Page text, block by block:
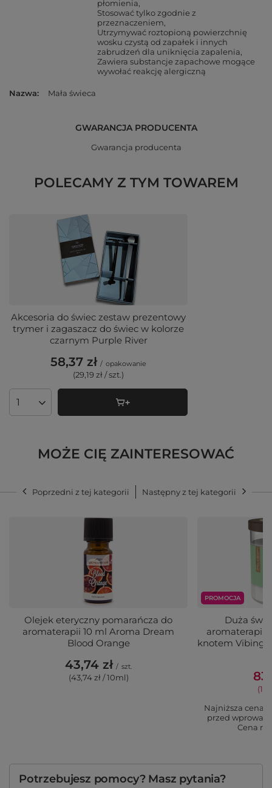
płomienia
Stosować tylko zgodnie z
przeznaczeniem
Utrzymywać roztopioną powierzchnię
wosku czystą od zapałek i innych
zabrudzeń dla uniknięcia zapalenia
Zawiera substancje zapachowe mogące
wywołać reakcję alergiczną
Nazwa Mała świeca
GWARANCJA PRODUCENTA
Gwarancja producenta
POLECAMY Z TYM TOWAREM
Akcesoria do świec zestaw prezentowy
trymer i zagaszacz do świec w kolorze
czarnym Purple River
58,37 zł / opakowanie
(29,19 zł / szt.)
Ilość produktów
MOŻE CIĘ ZAINTERESOWAĆ
Poprzedni z tej kategorii Następny z tej kategorii
Olejek eteryczny pomarańcza do
aromaterapii 10 ml Aroma Dream
Blood Orange
43,74 zł / szt.
(43,74 zł / 10ml)
PROMOCJA
Duża
aromaterapii
knotem Vibing
Najniższa cena
przed
Cena
Potrzebujesz pomocy? Masz pytania?